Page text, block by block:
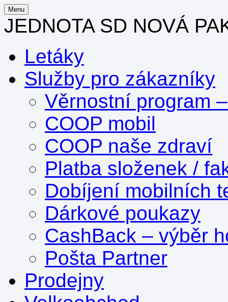
Menu
JEDNOTA SD NOVÁ
Letáky
Služby pro zákazníky
Věrnostní program
COOP mobil
COOP naše zdraví
Platba složenek /
Dobíjení mobilních
Dárkové poukazy
CashBack – výběr
Pošta Partner
Prodejny